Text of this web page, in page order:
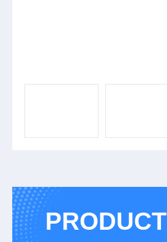
PRODUCT